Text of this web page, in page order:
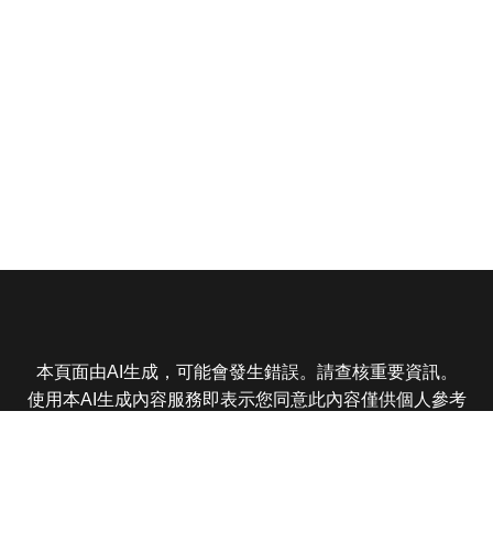
本頁面由AI生成，可能會發生錯誤。請查核重要資訊。
使用本AI生成內容服務即表示您同意此內容僅供個人參考